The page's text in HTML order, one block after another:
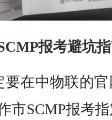
报考避坑
要在中物联的
市SCMP报考